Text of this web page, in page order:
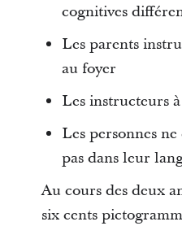
cognitives
Les parents
au foyer
Les instructeurs à
Les personnes
pas dans leur
Au cours des deux
six cents